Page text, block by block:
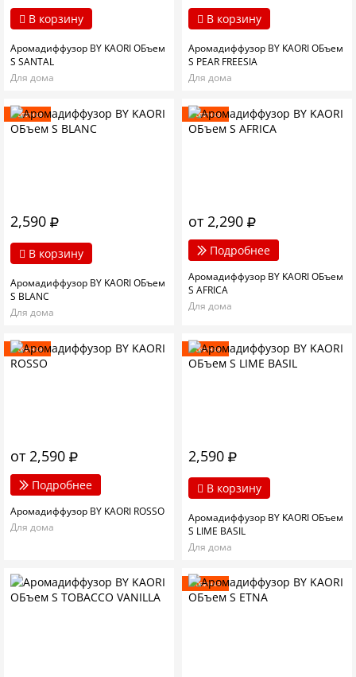
В корзину
Аромадиффузор BY KAORI ОБъем
S SANTAL
Для дома
В корзину
Аромадиффузор BY KAORI ОБъем
S PEAR FREESIA
Для дома
Новинка
2,590
В корзину
Аромадиффузор BY KAORI ОБъем
S BLANC
Для дома
Новинка
от 2,290
Подробнее
Аромадиффузор BY KAORI ОБъем
S AFRICA
Для дома
Новинка
от 2,590
Подробнее
Аромадиффузор BY KAORI ROSSO
Для дома
Новинка
2,590
В корзину
Аромадиффузор BY KAORI ОБъем
S LIME BASIL
Для дома
Новинка